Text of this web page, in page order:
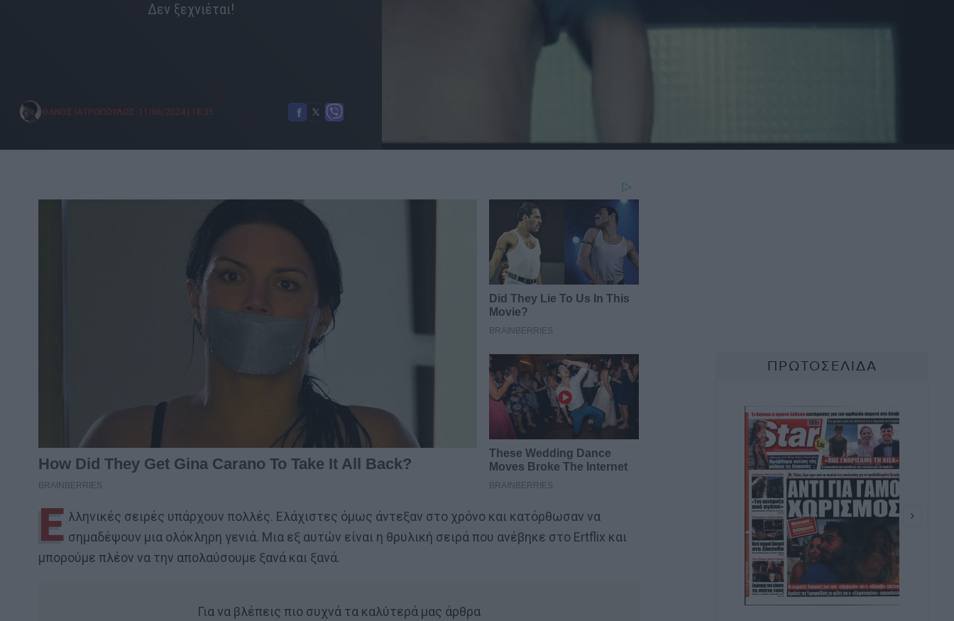
Δεν ξεχνιέται!
ΘΑΝΟΣ ΙΑΤΡΟΠΟΥΛΟΣ 11/06/2024 | 18:35
Ε λληνικές σειρές υπάρχουν πολλές. Ελάχιστες όμως άντεξαν στο χρόνο και κατόρθωσαν να
σημαδέψουν μια ολόκληρη γενιά. Μια εξ αυτών είναι η θρυλική σειρά που ανέβηκε στο Ertflix και
μπορούμε πλέον να την απολαύσουμε ξανά και ξανά.
Για να βλέπεις πιο συχνά τα καλύτερά μας άρθρα